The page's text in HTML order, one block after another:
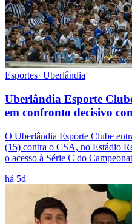
Esportes· Uberlândia
Uberlândia Esporte
em confronto decisivo
O Uberlândia Esporte Clube
(15) contra o CSA, no Estádio
o acesso à Série C do
há 5d